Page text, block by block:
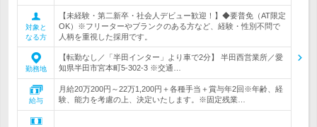
対象と
なる方
【未経験・第二新卒・社会人デビュー歓迎！】◆要普免（AT限定
OK）※フリーターやブランクのある方など、経験・性別不問で
人柄を重視した採用です。
勤務地
【転勤なし／「半田インター」より車で2分】 半田西営業所／愛
知県半田市宮本町5-302-3 ※交通…
給与
月給20万200円～22万1,200円＋各種手当＋賞与年2回※年齢、経
験、能力を考慮の上、決定いたします。※固定残業…